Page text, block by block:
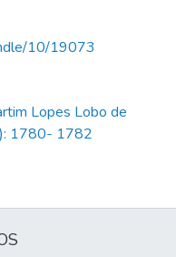
10/19073
Lopes Lobo de
1780- 1782